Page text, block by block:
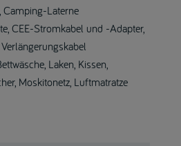
Camping-Laterne
CEE-Stromkabel und -Adapter,
Laken, Kissen,
Moskitonetz, Luftmatratze